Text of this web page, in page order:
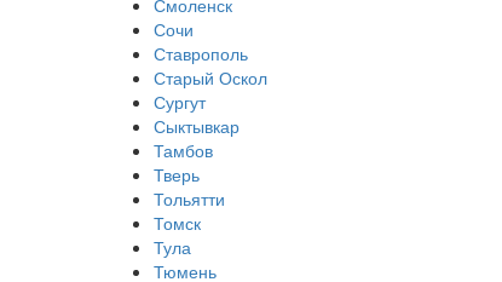
Смоленск
Сочи
Ставрополь
Старый Оскол
Сургут
Сыктывкар
Тамбов
Тверь
Тольятти
Томск
Тула
Тюмень